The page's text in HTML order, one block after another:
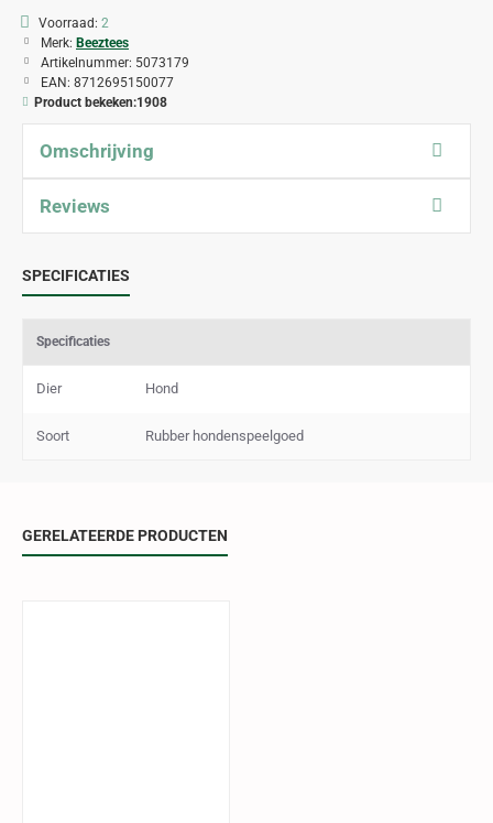
Voorraad: 2
Merk: Beeztees
Artikelnummer: 5073179
EAN: 8712695150077
Product bekeken:1908
Omschrijving
Reviews
SPECIFICATIES
Specificaties
Dier Hond
Soort Rubber hondenspeelgoed
GERELATEERDE PRODUCTEN